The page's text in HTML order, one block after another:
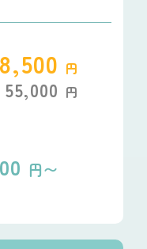
円
55,000 円
円〜